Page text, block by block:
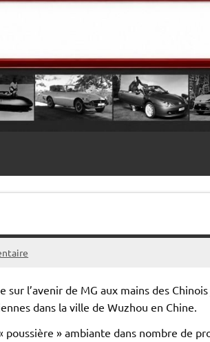
sur l’avenir de MG aux mains des
dans la ville de Wuzhou en Chine.
» ambiante dans nombre de